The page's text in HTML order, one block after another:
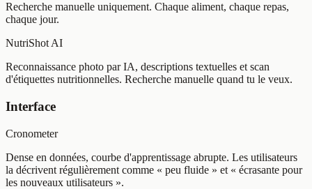
Recherche manuelle uniquement. Chaque aliment, chaque repas,
chaque jour.
NutriShot AI
Reconnaissance photo par IA, descriptions textuelles et scan
d'étiquettes nutritionnelles. Recherche manuelle quand tu le veux.
Interface
Cronometer
Dense en données, courbe d'apprentissage abrupte. Les utilisateurs
la décrivent régulièrement comme « peu fluide » et « écrasante pour
les nouveaux utilisateurs ».